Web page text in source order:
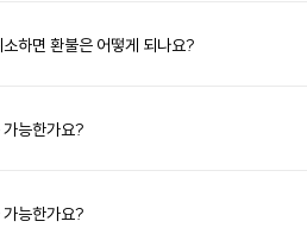
하면 환불은 어떻게 되나요?
능한가요?
능한가요?